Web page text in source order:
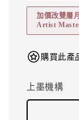
加價改雙層
Artist
購買此產
上墨機構